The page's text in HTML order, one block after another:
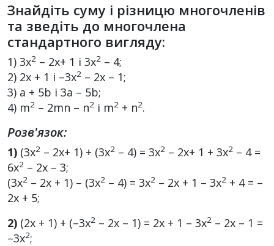
Знайдіть суму і різницю многочленів
та зведіть до многочлена
стандартного вигляду:
1) 3x2 – 2х+ 1 і 3х2 – 4;
2) 2х + 1 і –3х2 – 2х – 1;
3) а + 5b і 3а – 5b;
4) m2 – 2mn – n2 і m2 + n2.
Розв'язок:
1) (3x2 – 2х+ 1) + (3х2 – 4) = 3х2 – 2х+ 1 + 3x2 – 4 =
6х2 – 2х – 3;
(3х2 – 2х + 1) – (3x2 – 4) = 3х2 – 2х + 1 – 3x2 + 4 = –
2х + 5;
2) (2х + 1) + (–3х2 – 2х – 1) = 2х + 1 – 3х2 – 2х – 1 =
–3х2;